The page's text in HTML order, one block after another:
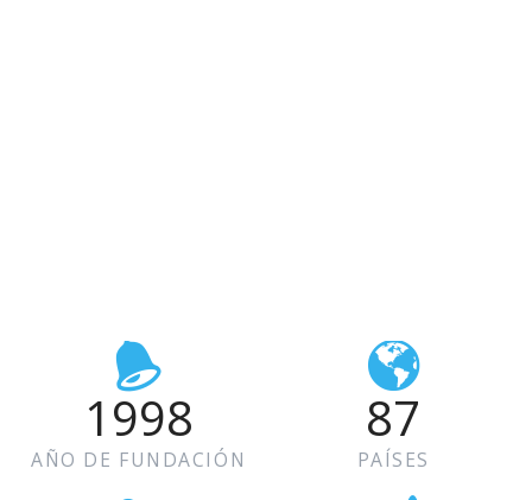
1998
AÑO DE FUNDACIÓN
87
PAÍSES